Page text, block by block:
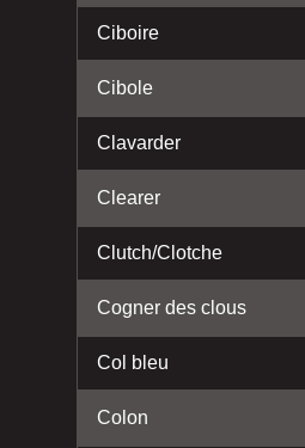
Ciboire
Cibole
Clavarder
Clearer
Clutch/Clotche
Cogner des clous
Col bleu
Colon